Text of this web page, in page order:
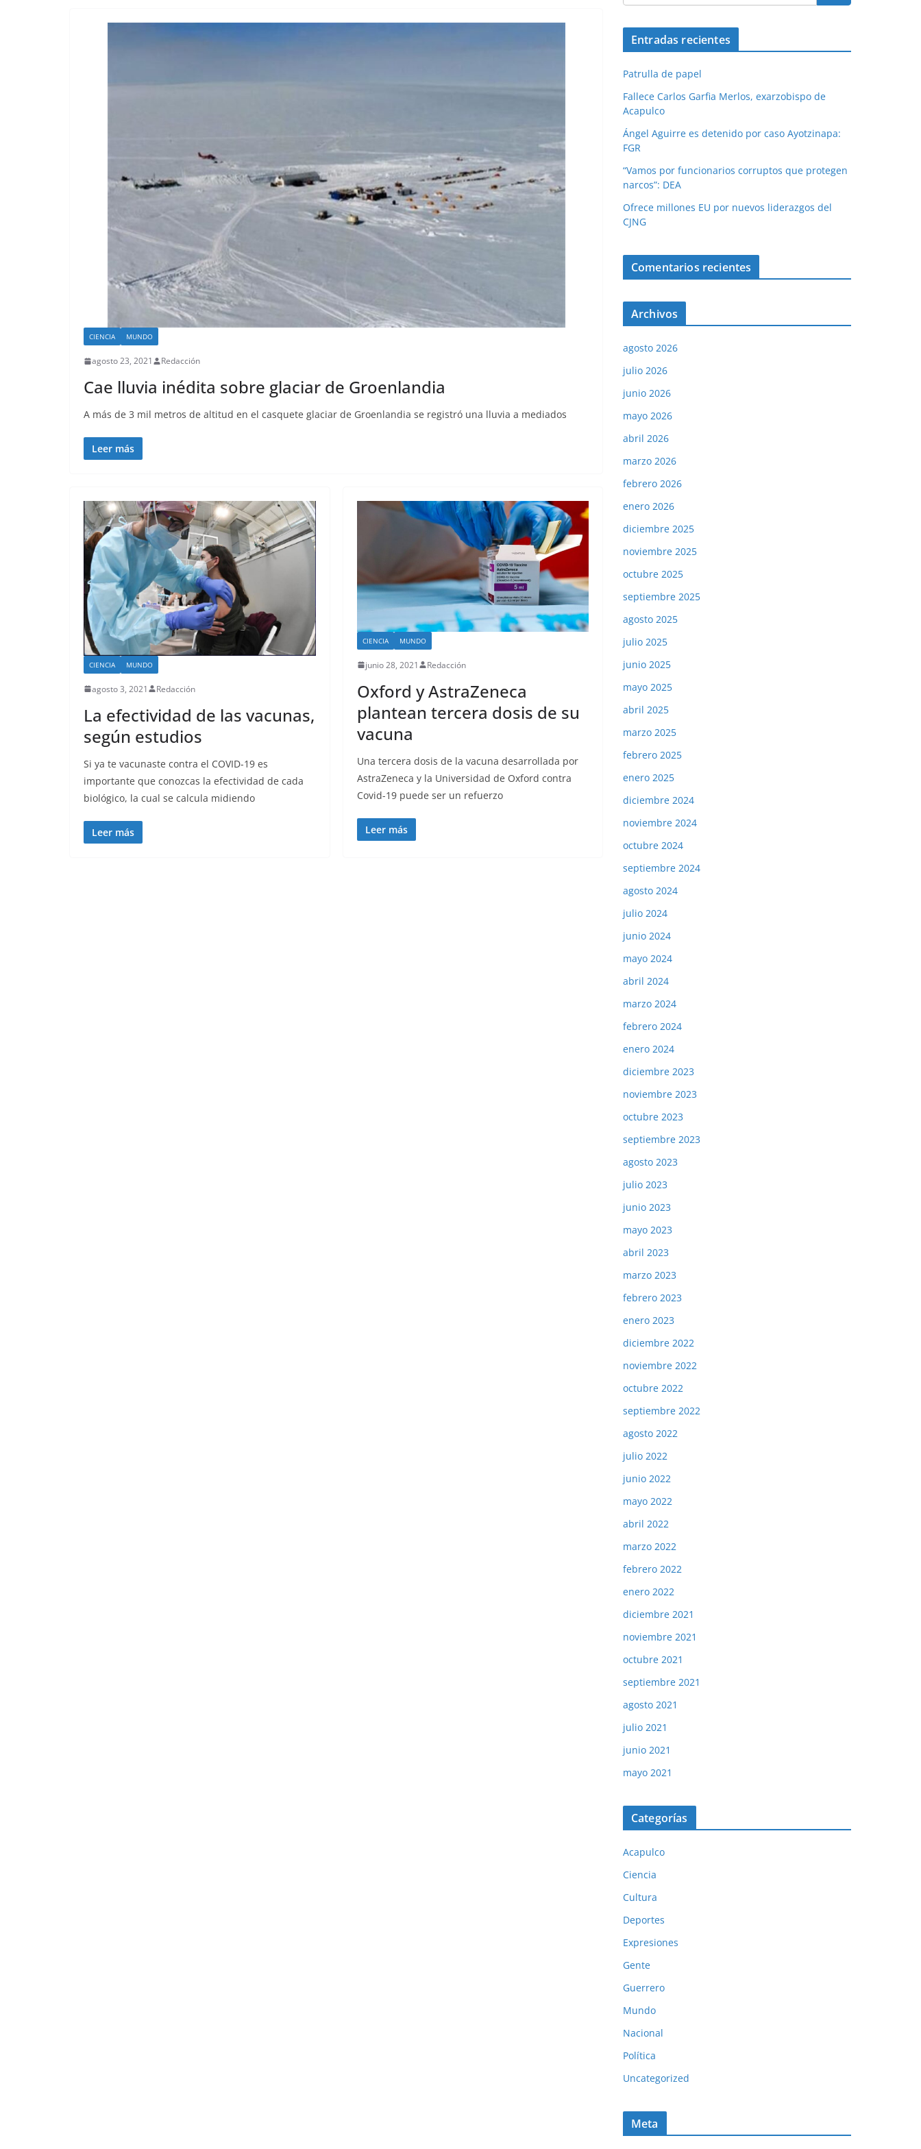
CIENCIA MUNDO
agosto 23, 2021 Redacción
Cae lluvia inédita sobre glaciar de Groenlandia
A más de 3 mil metros de altitud en el casquete glaciar de Groenlandia se registró una lluvia a mediados
Leer más
CIENCIA MUNDO
agosto 3, 2021 Redacción
La efectividad de las vacunas,
según estudios
Si ya te vacunaste contra el COVID-19 es
importante que conozcas la efectividad de cada
biológico, la cual se calcula midiendo
Leer más
CIENCIA MUNDO
junio 28, 2021 Redacción
Oxford y AstraZeneca
plantean tercera dosis de su
vacuna
Una tercera dosis de la vacuna desarrollada por
AstraZeneca y la Universidad de Oxford contra
Covid-19 puede ser un refuerzo
Leer más
Entradas recientes
Patrulla de papel
Fallece Carlos Garfia Merlos, exarzobispo de
Acapulco
Ángel Aguirre es detenido por caso Ayotzinapa:
FGR
“Vamos por funcionarios corruptos que protegen
narcos”: DEA
Ofrece millones EU por nuevos liderazgos del
CJNG
Comentarios recientes
Archivos
agosto 2026
julio 2026
junio 2026
mayo 2026
abril 2026
marzo 2026
febrero 2026
enero 2026
diciembre 2025
noviembre 2025
octubre 2025
septiembre 2025
agosto 2025
julio 2025
junio 2025
mayo 2025
abril 2025
marzo 2025
febrero 2025
enero 2025
diciembre 2024
noviembre 2024
octubre 2024
septiembre 2024
agosto 2024
julio 2024
junio 2024
mayo 2024
abril 2024
marzo 2024
febrero 2024
enero 2024
diciembre 2023
noviembre 2023
octubre 2023
septiembre 2023
agosto 2023
julio 2023
junio 2023
mayo 2023
abril 2023
marzo 2023
febrero 2023
enero 2023
diciembre 2022
noviembre 2022
octubre 2022
septiembre 2022
agosto 2022
julio 2022
junio 2022
mayo 2022
abril 2022
marzo 2022
febrero 2022
enero 2022
diciembre 2021
noviembre 2021
octubre 2021
septiembre 2021
agosto 2021
julio 2021
junio 2021
mayo 2021
Categorías
Acapulco
Ciencia
Cultura
Deportes
Expresiones
Gente
Guerrero
Mundo
Nacional
Política
Uncategorized
Meta